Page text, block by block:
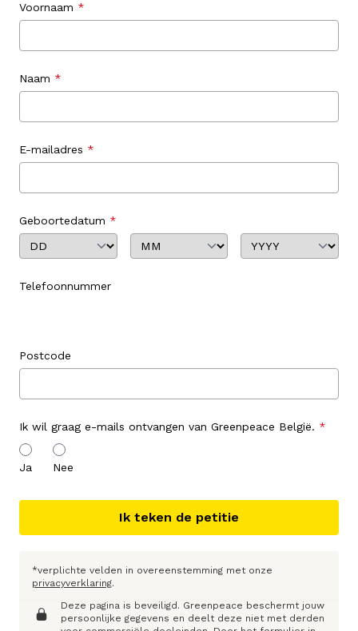
Voornaam
Naam
E-mailadres
Geboortedatum
Telefoonnummer
Postcode
Ik wil graag e-mails ontvangen van Greenpeace België.
Ja Nee
Ik teken de petitie
*verplichte velden in overeenstemming met onze
privacyverklaring.
Deze pagina is beveiligd. Greenpeace beschermt jouw
persoonlijke gegevens en deelt deze niet met derden